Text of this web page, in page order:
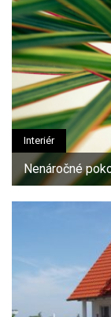
Interiér
Nenáročné